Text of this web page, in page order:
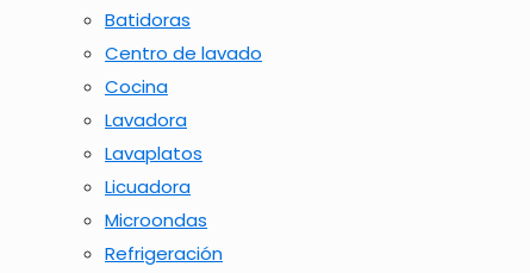
Batidoras
Centro de lavado
Cocina
Lavadora
Lavaplatos
Licuadora
Microondas
Refrigeración